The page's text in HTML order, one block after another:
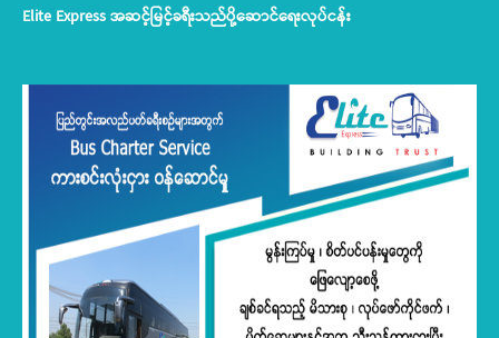
Elite Expressအဆင့်မြင့်ခရီးသည်ပို့ဆောင်ရေးလုပ်ငန်း